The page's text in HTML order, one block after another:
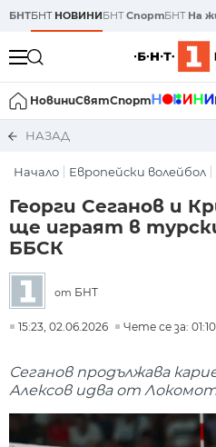
БНТБНТ НОВИНИБНТСпортБНТ На
НовиниСвятСпорт
НАЗАД
Начало Европейски волейбол
Георги Сеганов и
ще играят в
ББСК
от БНТ
15:23, 02.06.2026 Чете се за:
Сеганов продължава
Алексов идва от